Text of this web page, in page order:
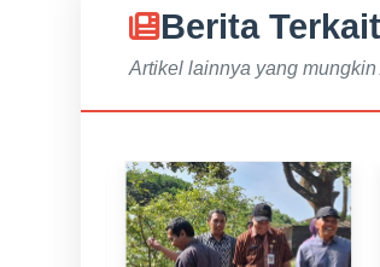
Berita Terkait
Artikel lainnya yang